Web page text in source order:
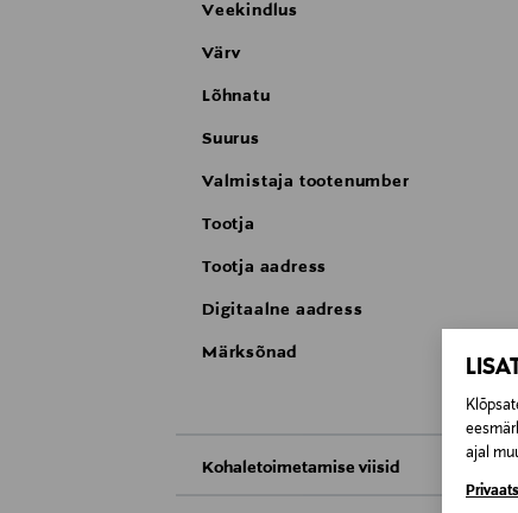
ajal
Veekindlus
Värv
Lõhnatu
Suurus
Valmistaja tootenumber
Tootja
Tootja aadress
Digitaalne aadress
Märksõnad
Kohaletoimetamise viisid